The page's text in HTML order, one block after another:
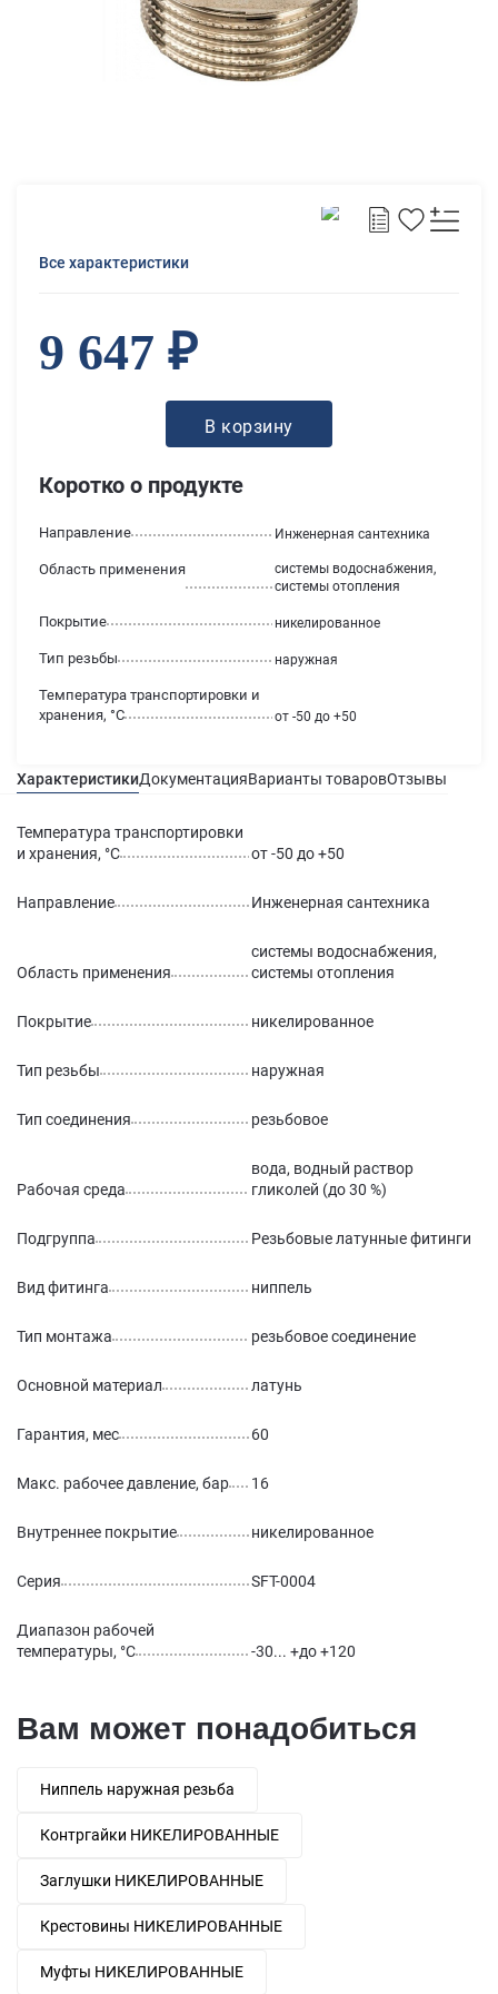
Коротко о продукте
Температура транспортировки и
хранения, °С
от -50 до +50
Направление Инженерная сантехника
Область применения
системы водоснабжения,
системы отопления
Покрытие никелированное
Тип резьбы наружная
Все характеристики
9 647 ₽
В корзину
ХарактеристикиДокументацияВарианты товаровОтзывы
Температура транспортировки
и хранения, °С
от -50 до +50
Направление Инженерная сантехника
Область применения
системы водоснабжения,
системы отопления
Покрытие никелированное
Тип резьбы наружная
Тип соединения резьбовое
Рабочая среда
вода, водный раствор
гликолей (до 30 %)
Подгруппа Резьбовые латунные фитинги
Вид фитинга ниппель
Тип монтажа резьбовое соединение
Основной материал латунь
Гарантия, мес 60
Макс. рабочее давление, бар 16
Внутреннее покрытие никелированное
Серия SFT-0004
Диапазон рабочей
температуры, °С
-30... +до +120
Вам может понадобиться
Ниппель наружная резьба
Контргайки НИКЕЛИРОВАННЫЕ
Заглушки НИКЕЛИРОВАННЫЕ
Крестовины НИКЕЛИРОВАННЫЕ
Муфты НИКЕЛИРОВАННЫЕ